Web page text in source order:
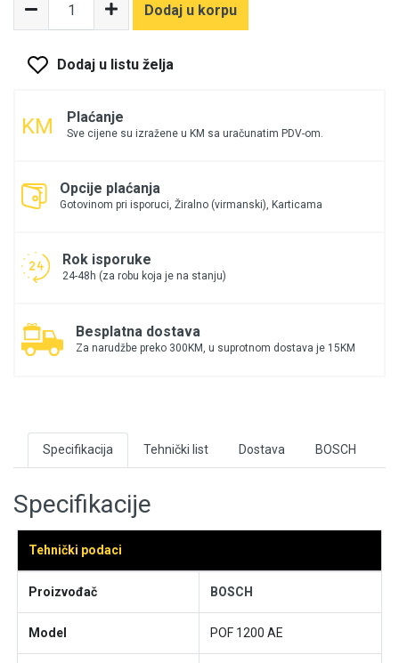
Dodaj u korpu
Dodaj u listu želja
Plaćanje
Sve cijene su izražene u KM sa uračunatim PDV-om.
Opcije plaćanja
Gotovinom pri isporuci, Žiralno (virmanski), Karticama
Rok isporuke
24-48h (za robu koja je na stanju)
Besplatna dostava
Za narudžbe preko 300KM, u suprotnom dostava je 15KM
Specifikacija Tehnički list Dostava BOSCH
Specifikacije
Tehnički podaci
Proizvođač BOSCH
Model POF 1200 AE